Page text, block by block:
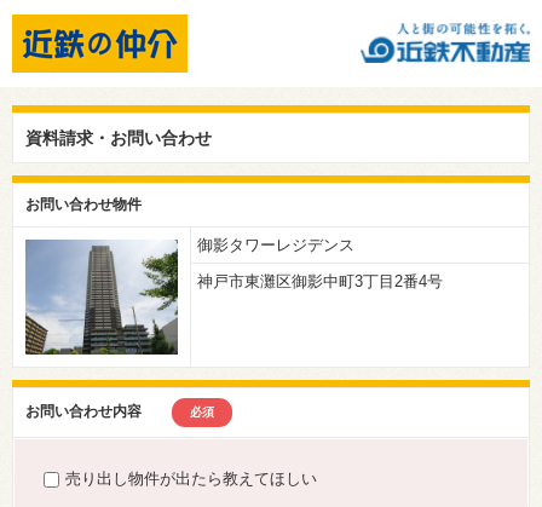
資料請求・お問い合わせ
お問い合わせ物件
御影タワーレジデンス
神戸市東灘区御影中町3丁目2番4号
お問い合わせ内容 必須
売り出し物件が出たら教えてほしい